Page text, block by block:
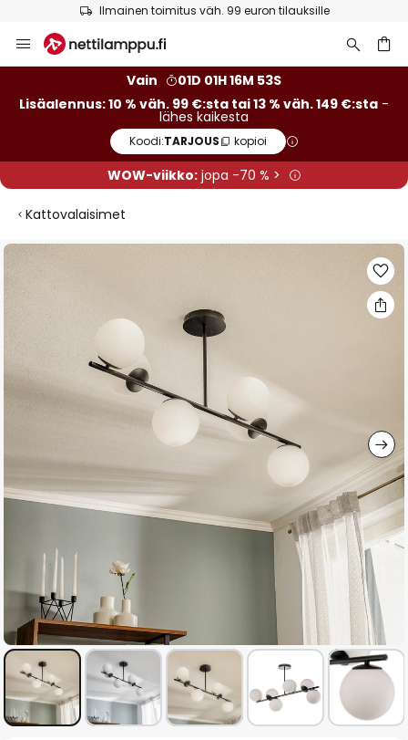
Ilmainen toimitus väh. 99 euron tilauksille
to
Vain
01D 01H 16M 52S
Lisäalennus: 10 % väh. 99 €:sta tai 13 % väh. 149 €:sta -
lähes kaikesta
Koodi:TARJOUS kopioi
WOW-viikko:jopa -70 % >
Kattovalaisimet
Skip
to
the
end
of
the
images
gallery